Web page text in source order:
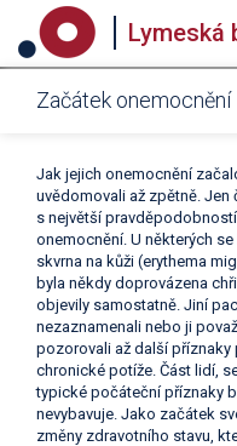
Lymeská
Začátek onemocnění
Jak jejich onemocnění
uvědomovali až zpětně. Jen
s největší
onemocnění. U některých
skvrna na kůži (erythema
byla někdy doprovázena
objevily samostatně. Jiní
nezaznamenali nebo ji
pozorovali až další
chronické potíže. Část lidí,
typické počáteční příznaky
nevybavuje. Jako začátek
změny zdravotního stavu,